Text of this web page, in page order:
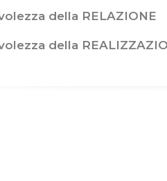
della RELAZIONE
della